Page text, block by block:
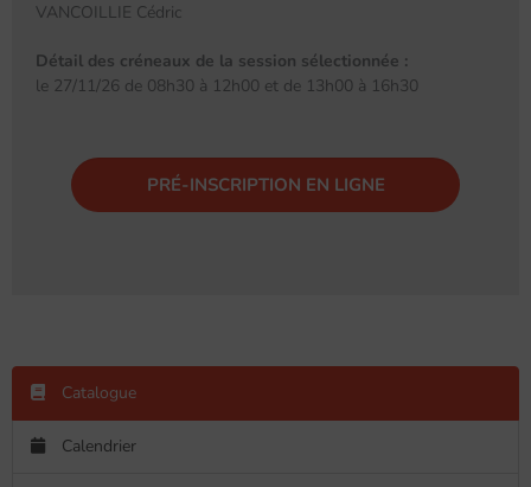
VANCOILLIE Cédric
Détail des créneaux de la session sélectionnée :
le 27/11/26 de 08h30 à 12h00 et de 13h00 à 16h30
PRÉ-INSCRIPTION EN LIGNE
Catalogue
Calendrier